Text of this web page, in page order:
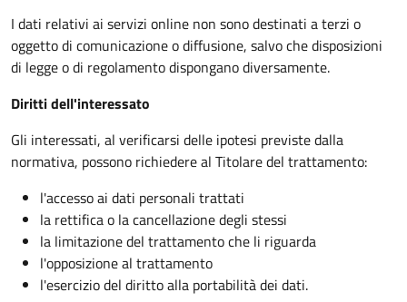
I dati relativi ai servizi online non sono destinati a terzi o
oggetto di comunicazione o diffusione, salvo che disposizioni
di legge o di regolamento dispongano diversamente.
Diritti dell'interessato
Gli interessati, al verificarsi delle ipotesi previste dalla
normativa, possono richiedere al Titolare del trattamento:
l'accesso ai dati personali trattati
la rettifica o la cancellazione degli stessi
la limitazione del trattamento che li riguarda
l'opposizione al trattamento
l'esercizio del diritto alla portabilità dei dati.